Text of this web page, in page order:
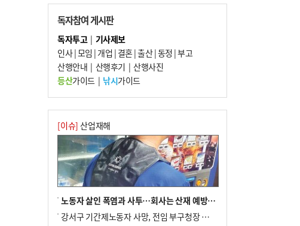
7
지역 상권도 말라죽을 판이라…가뭄 속 밀
양물축제 강행 논란
8
통영시민 추석 전 35만 원 받는다
9
부산 철강공장 50대 노동자 추락사
10 국힘 부산시당, ‘정이한 조력’ 시의원 윤리
위에…‘한동훈 지지’도 신고접수
독자참여 게시판
독자투고| 기사제보
인사|모임 | 개업 | 결혼|출산|동정 |부고
산행안내 | 산행후기 | 산행사진
등산가이드| 낚시가이드
[이슈] 산업재해
노동자 살인 폭염과 사투…회사는 산재 예방·전기료 절감 전력
강서구 기간제노동자 사망, 전임 부구청장 檢 송치